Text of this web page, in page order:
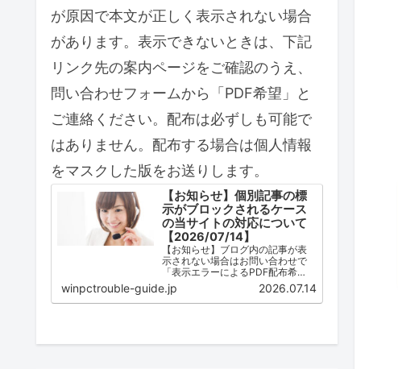
が原因で本文が正しく表示されない場合
があります。表示できないときは、下記
リンク先の案内ページをご確認のうえ、
問い合わせフォームから「PDF希望」と
ご連絡ください。配布は必ずしも可能で
はありません。配布する場合は個人情報
をマスクした版をお送りします。
【お知らせ】個別記事の標
示がブロックされるケース
の当サイトの対応について
【2026/07/14】
【お知らせ】ブログ内の記事が表
示されない場合はお問い合わせで
「表示エラーによるPDF配布希
望」とご連絡ください。ただし、
配布は必ずしも可能ではありませ
ん。
winpctrouble-guide.jp 2026.07.14